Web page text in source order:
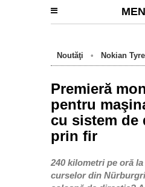
Noutăţi •
Nokian
cu emisii zero de la
Premieră
pentru
cu sistem de
prin fir
240 kilometri pe oră
curselor din